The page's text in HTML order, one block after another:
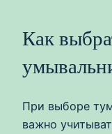
Как
При выборе
важно